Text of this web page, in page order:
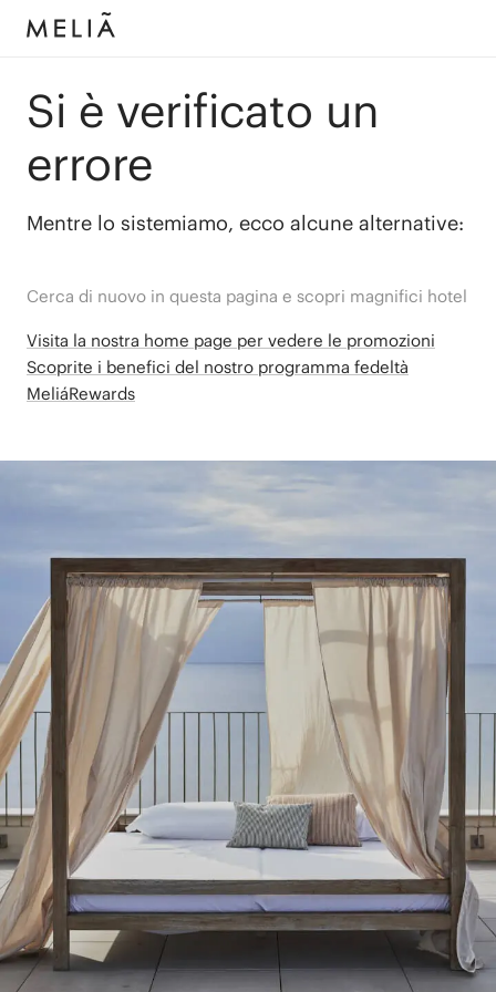
Si è verificato un
errore
Mentre lo sistemiamo, ecco alcune alternative:
Cerca di nuovo in questa pagina e scopri magnifici hotel
Visita la nostra home page per vedere le promozioni
Scoprite i benefici del nostro programma fedeltà
MeliáRewards